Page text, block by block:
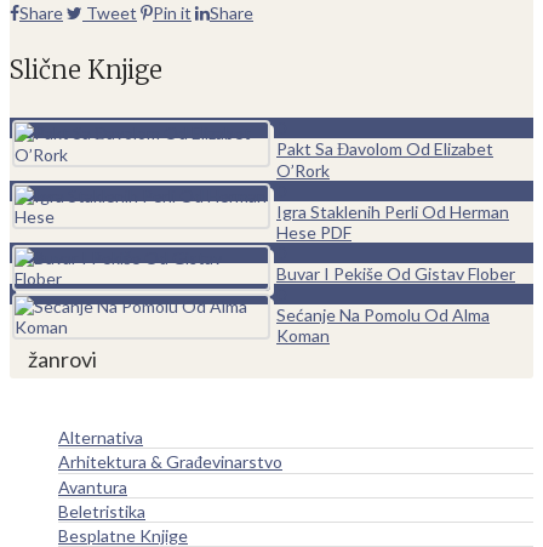
Share Tweet Pin it Share
Slične Knjige
Pakt Sa Đavolom Od Elizabet
O’Rork
Igra Staklenih Perli Od Herman
Hese PDF
Buvar I Pekiše Od Gistav Flober
Sećanje Na Pomolu Od Alma
Koman
žanrovi
Alternativa
Arhitektura & Građevinarstvo
Avantura
Beletristika
Besplatne Knjige